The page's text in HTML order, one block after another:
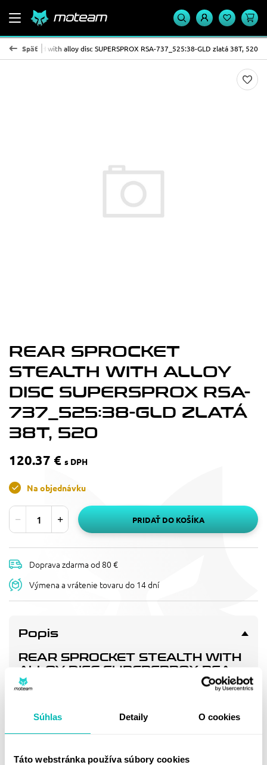
Súhlas Detaily O cookies
Táto webstránka používa súbory cookies
Späť
STEALTH with alloy disc SUPERSPROX RSA-737_525:38-GLD zlatá 38T, 520
REAR SPROCKET
STEALTH WITH ALLOY
DISC SUPERSPROX RSA-
737_525:38-GLD ZLATÁ
38T, 520
120.37 € s DPH
Na objednávku
PRIDAŤ DO KOŠÍKA
Doprava zdarma od 80 €
Výmena a vrátenie tovaru do 14 dní
Popis
REAR SPROCKET STEALTH WITH
ALLOY DISC SUPERSPROX RSA-
737_525:38-GLD ZLATÁ 38T,